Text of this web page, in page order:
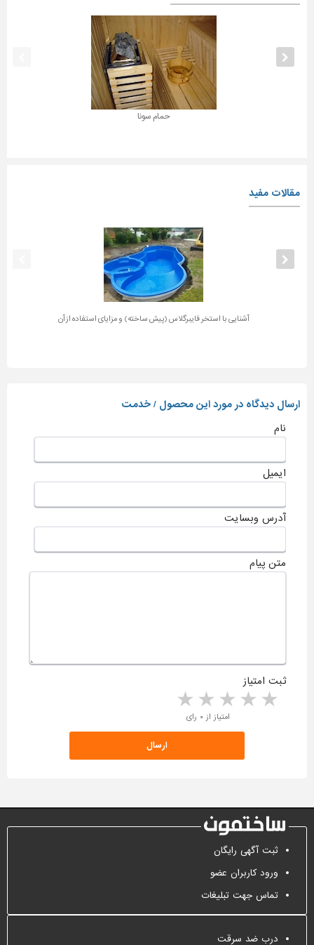
حمام سونا
مقالات مفید
آشنایی با استخر فایبرگلاس (پیش ساخته) و مزایای استفاده از آن
ارسال دیدگاه در مورد این محصول / خدمت
نام
ایمیل
آدرس وبسایت
متن پیام
ثبت امتیاز
4 stars 3 stars 2 stars 1 star امتیاز از ۰ رای
ثبت آگهی رایگان
ورود کاربران عضو
تماس جهت تبلیغات
درب ضد سرقت